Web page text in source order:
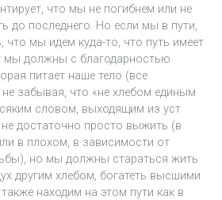
что мы не погибнем или не
до последнего. Но если мы в пути,
мы идем куда-то, что путь имеет
мы должны с благодарностью
питает наше тело (все
забывая, что «не хлебом единым
словом, выходящим из уст
достаточно просто выжить (в
в плохом, в зависимости от
но мы должны стараться жить
другим хлебом, богатеть высшими
находим на этом пути как в